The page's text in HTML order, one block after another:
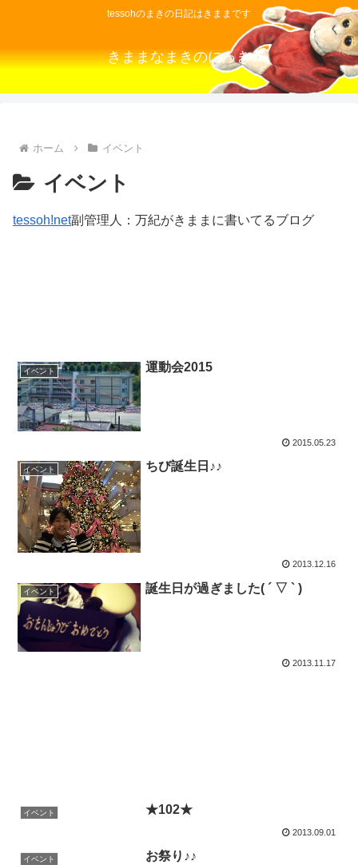
tessohのまきの日記はきままです
きままなまきのにっき
ホーム イベント
イベント
tessoh!net副管理人：万紀がきままに書いてるブログ
イベント 運動会2015
2015.05.23
イベント ちび誕生日♪♪
2013.12.16
イベント 誕生日が過ぎました( ´ ▽ ` )
2013.11.17
イベント ★102★
2013.09.01
イベント お祭り♪♪